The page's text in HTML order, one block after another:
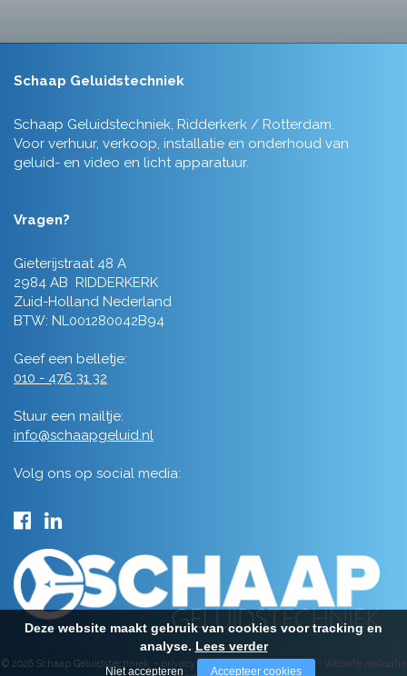
Schaap Geluidstechniek
Schaap Geluidstechniek, Ridderkerk / Rotterdam.
Voor verhuur, verkoop, installatie en onderhoud van
geluid- en video en licht apparatuur.
Vragen?
Gieterijstraat 48 A
2984 AB RIDDERKERK
Zuid-Holland Nederland
BTW: NL001280042B94
Geef een belletje:
010 - 476 31 32
Stuur een mailtje:
info@schaapgeluid.nl
Volg ons op social media:
© 2026 Schaap Geluidstechniek - privacy - algemene voorwaarden- Website realisatie
Deze website maakt gebruik van cookies voor tracking en
analyse. Lees verder
Niet accepteren Accepteer cookies